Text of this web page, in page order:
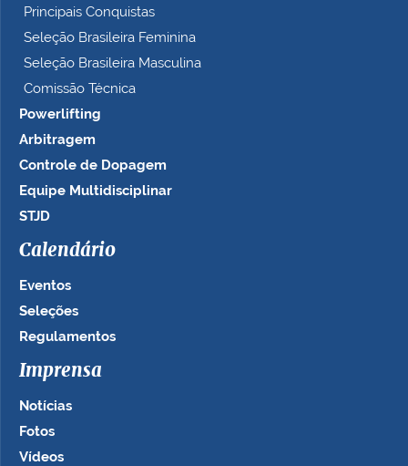
Principais Conquistas
Seleção Brasileira Feminina
Seleção Brasileira Masculina
Comissão Técnica
Powerlifting
Arbitragem
Controle de Dopagem
Equipe Multidisciplinar
STJD
Calendário
Eventos
Seleções
Regulamentos
Imprensa
Notícias
Fotos
Vídeos